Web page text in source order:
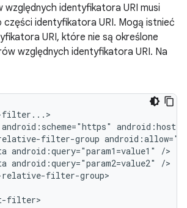
względnych identyfikatora URI musi
części identyfikatora URI. Mogą istnieć
URI, które nie są określone
względnych identyfikatora URI. Na
android:scheme="https"
filter-group
android:query="param1=value1"
android:query="param2=value2"
filter>